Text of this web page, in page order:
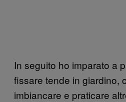
In seguito ho imparato a
fissare tende in giardino,
imbiancare e praticare